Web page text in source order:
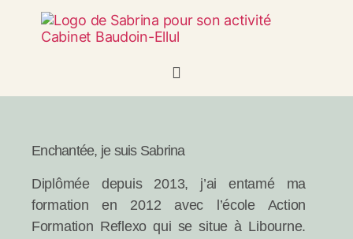
Enchantée, je suis Sabrina
Diplômée depuis 2013, j’ai entamé ma
formation en 2012 avec l’école Action
Formation Reflexo qui se situe à Libourne.